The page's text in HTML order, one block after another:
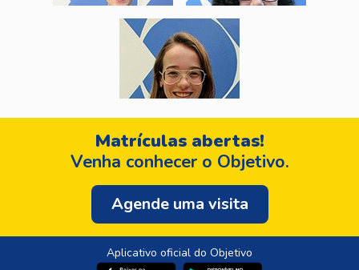
Matrículas abertas!
Venha conhecer o Objetivo.
Agende uma visita
Aplicativo oficial do Objetivo